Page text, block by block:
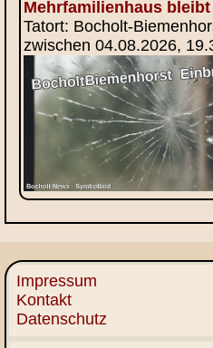
Mehrfamilienhaus
Tatort: Bocholt-
zwischen 04.08.2026,
Impressum
Kontakt
Datenschutz